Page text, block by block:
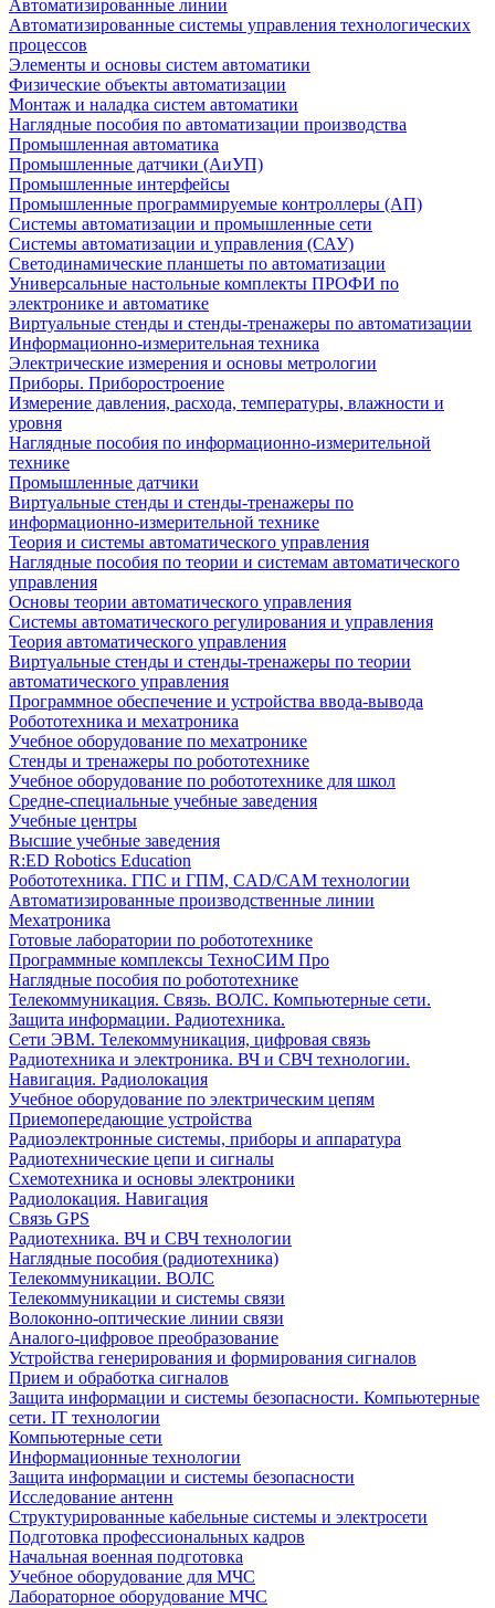
Автоматизированные линии
Автоматизированные системы управления технологических
процессов
Элементы и основы систем автоматики
Физические объекты автоматизации
Монтаж и наладка систем автоматики
Наглядные пособия по автоматизации производства
Промышленная автоматика
Промышленные датчики (АиУП)
Промышленные интерфейсы
Промышленные программируемые контроллеры (АП)
Системы автоматизации и промышленные сети
Системы автоматизации и управления (САУ)
Светодинамические планшеты по автоматизации
Универсальные настольные комплекты ПРОФИ по
электронике и автоматике
Виртуальные стенды и стенды-тренажеры по автоматизации
Информационно-измерительная техника
Электрические измерения и основы метрологии
Приборы. Приборостроение
Измерение давления, расхода, температуры, влажности и
уровня
Наглядные пособия по информационно-измерительной
технике
Промышленные датчики
Виртуальные стенды и стенды-тренажеры по
информационно-измерительной технике
Теория и системы автоматического управления
Наглядные пособия по теории и системам автоматического
управления
Основы теории автоматического управления
Системы автоматического регулирования и управления
Теория автоматического управления
Виртуальные стенды и стенды-тренажеры по теории
автоматического управления
Программное обеспечение и устройства ввода-вывода
Робототехника и мехатроника
Учебное оборудование по мехатронике
Стенды и тренажеры по робототехнике
Учебное оборудование по робототехнике для школ
Средне-специальные учебные заведения
Учебные центры
Высшие учебные заведения
R:ED Robotics Education
Робототехника. ГПС и ГПМ, CAD/CAM технологии
Автоматизированные производственные линии
Мехатроника
Готовые лаборатории по робототехнике
Программные комплексы ТехноСИМ Про
Наглядные пособия по робототехнике
Телекоммуникация. Связь. ВОЛС. Компьютерные сети.
Защита информации. Радиотехника.
Сети ЭВМ. Телекоммуникация, цифровая связь
Радиотехника и электроника. ВЧ и СВЧ технологии.
Навигация. Радиолокация
Учебное оборудование по электрическим цепям
Приемопередающие устройства
Радиоэлектронные системы, приборы и аппаратура
Радиотехнические цепи и сигналы
Схемотехника и основы электроники
Радиолокация. Навигация
Связь GPS
Радиотехника. ВЧ и СВЧ технологии
Наглядные пособия (радиотехника)
Телекоммуникации. ВОЛС
Телекоммуникации и системы связи
Волоконно-оптические линии связи
Аналого-цифровое преобразование
Устройства генерирования и формирования сигналов
Прием и обработка сигналов
Защита информации и системы безопасности. Компьютерные
сети. IT технологии
Компьютерные сети
Информационные технологии
Защита информации и системы безопасности
Исследование антенн
Структурированные кабельные системы и электросети
Подготовка профессиональных кадров
Начальная военная подготовка
Учебное оборудование для МЧС
Лабораторное оборудование МЧС